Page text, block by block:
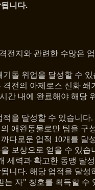
니다.
전지와 관련한 수많은
돌 위업을 달성할 수 있
격전의 아제로스 신화 쐐
간 내에 완료해야 해당
적을 달성할 수 있습니다
애완동물로만 팀을 구
다로운 업적 10개를 달
보상으로 얻을 수 있습
세력과 확고한 동맹 달
니다. 해당 업적을 달성
는 자" 칭호를 획득할 수